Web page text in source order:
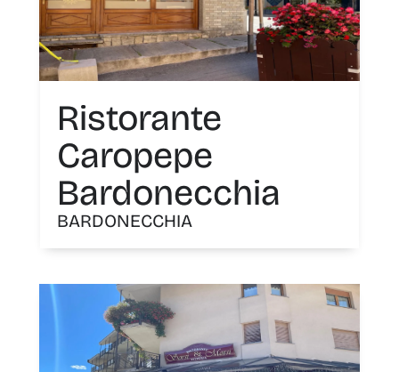
Ristorante
Caropepe
Bardonecchia
BARDONECCHIA